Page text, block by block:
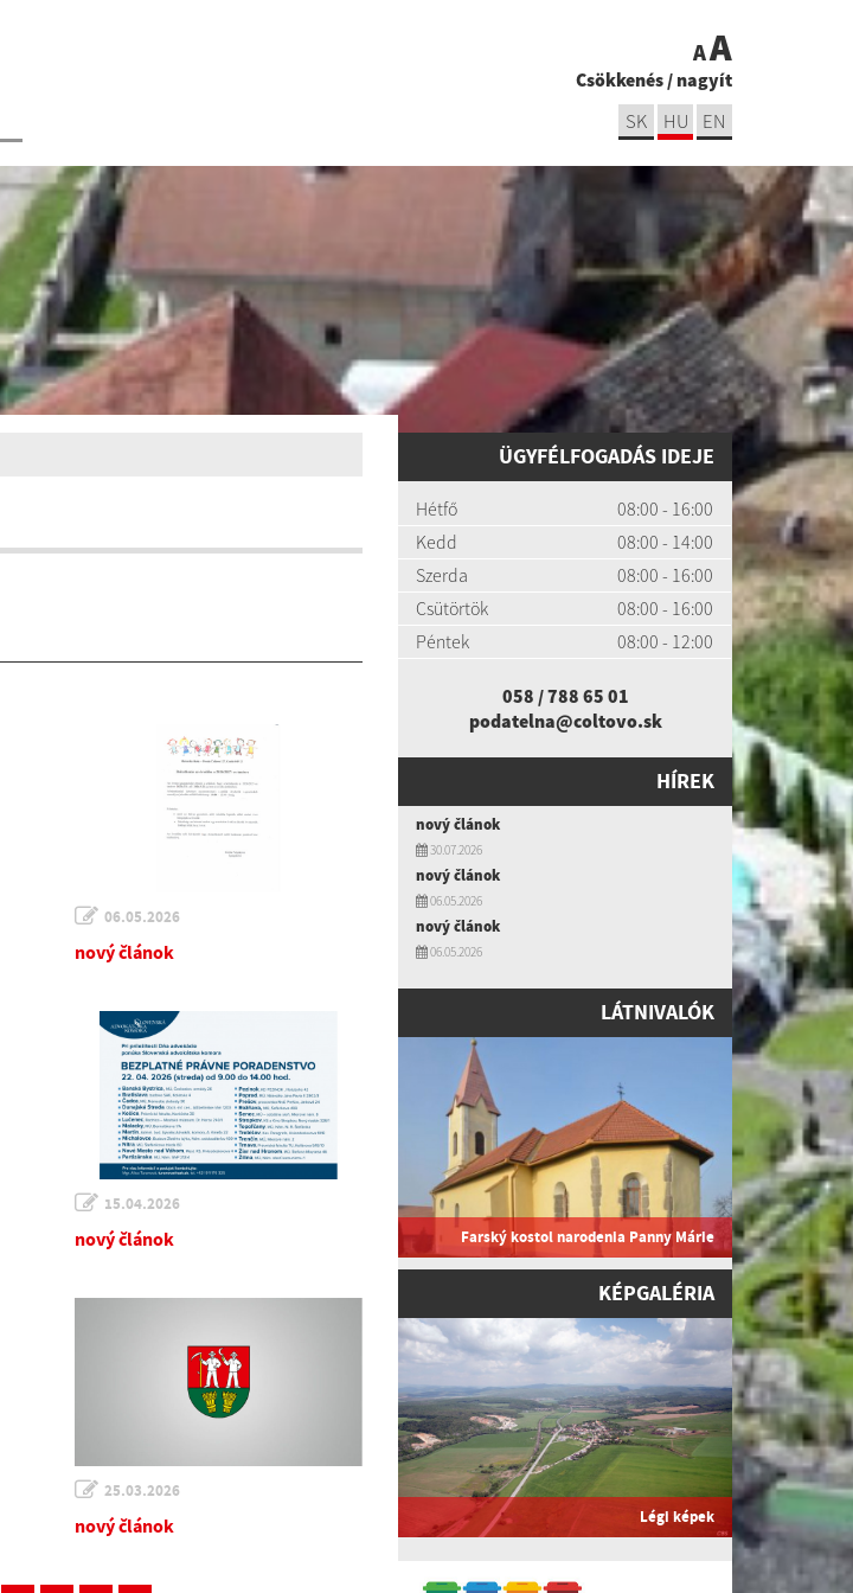
AA
Csökkenés/ nagyít
SK HU EN
06.05.2026
nový článok
15.04.2026
nový článok
25.03.2026
nový článok
ÜGYFÉLFOGADÁS IDEJE
Hétfő
08:00 - 16:00
Kedd
08:00 - 14:00
Szerda
08:00 - 16:00
Csütörtök
08:00 - 16:00
Péntek
08:00 - 12:00
058 / 788 65 01
podatelna@coltovo.sk
HÍREK
nový článok
30.07.2026
nový článok
06.05.2026
nový článok
06.05.2026
LÁTNIVALÓK
Farský kostol narodenia Panny Márie
KÉPGALÉRIA
Légi képek